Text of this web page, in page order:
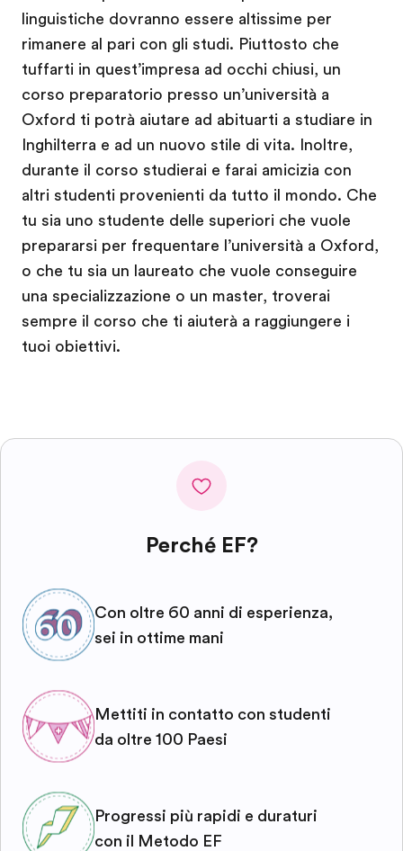
linguistiche dovranno essere altissime per
rimanere al pari con gli studi. Piuttosto che
tuffarti in quest’impresa ad occhi chiusi, un
corso preparatorio presso un’università a
Oxford ti potrà aiutare ad abituarti a studiare in
Inghilterra e ad un nuovo stile di vita. Inoltre,
durante il corso studierai e farai amicizia con
altri studenti provenienti da tutto il mondo. Che
tu sia uno studente delle superiori che vuole
prepararsi per frequentare l’università a Oxford,
o che tu sia un laureato che vuole conseguire
una specializzazione o un master, troverai
sempre il corso che ti aiuterà a raggiungere i
tuoi obiettivi.
Perché EF?
Con oltre 60 anni di esperienza,
sei in ottime mani
Mettiti in contatto con studenti
da oltre 100 Paesi
Progressi più rapidi e duraturi
con il Metodo EF